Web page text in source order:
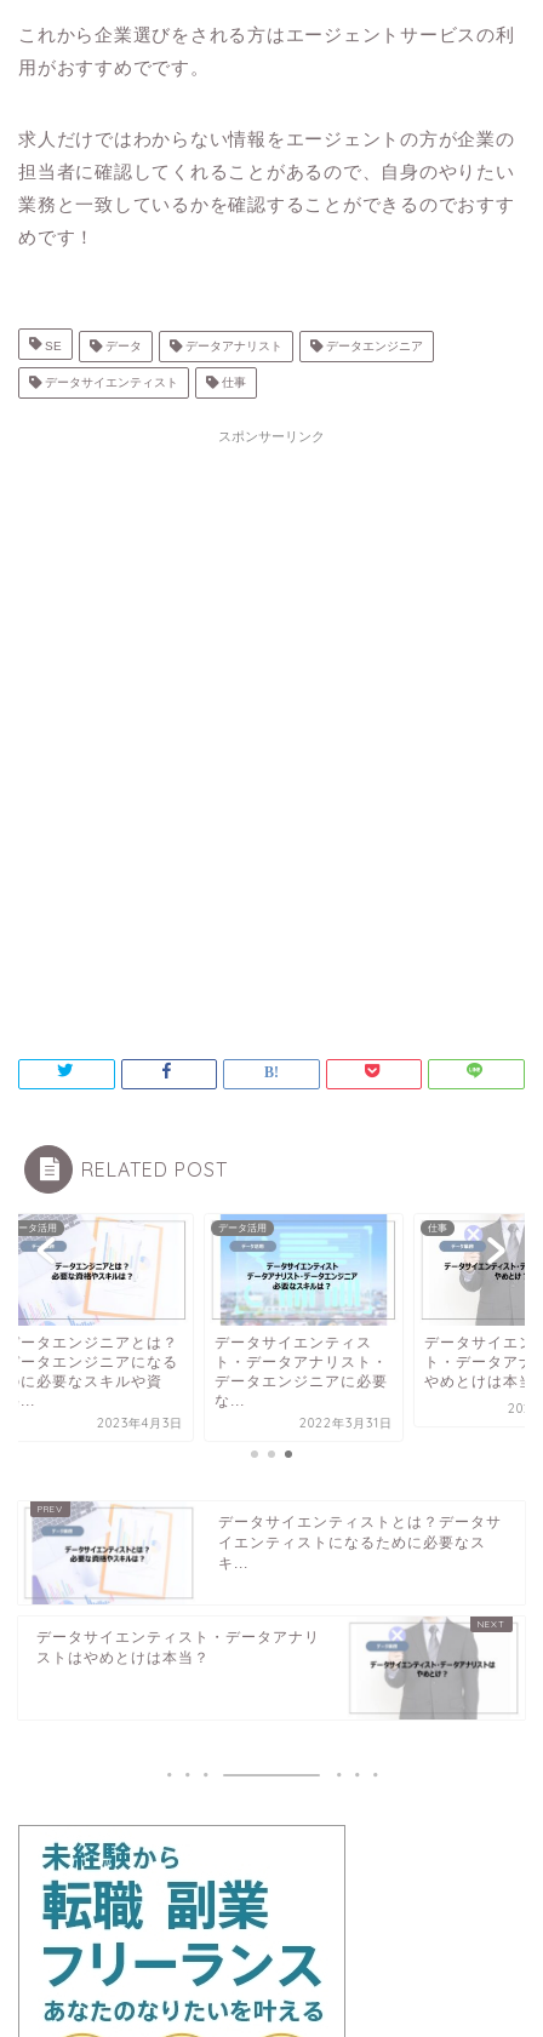
これから企業選びをされる方はエージェントサービスの利
用がおすすめでです。
求人だけではわからない情報をエージェントの方が企業の
担当者に確認してくれることがあるので、自身のやりたい
業務と一致しているかを確認することができるのでおすす
めです！
SE データ データアナリスト データエンジニア
データサイエンティスト 仕事
スポンサーリンク
RELATED POST
活用
タエンジニアとは？
タエンジニアになる
必要なスキルや資
2023年4月3日
データ活用
データサイエンティス
ト・データアナリスト・
データエンジニアに必要
2022年3月31日
データサイエンティ
ト・データアナリス
やめとけは本当？
2023年9
データサイエンティストとは？データサ
イエンティストになるために必要なス
キ...
データサイエンティスト・データアナリ
ストはやめとけは本当？